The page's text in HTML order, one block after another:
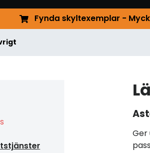
Fynda skyltexemplar -